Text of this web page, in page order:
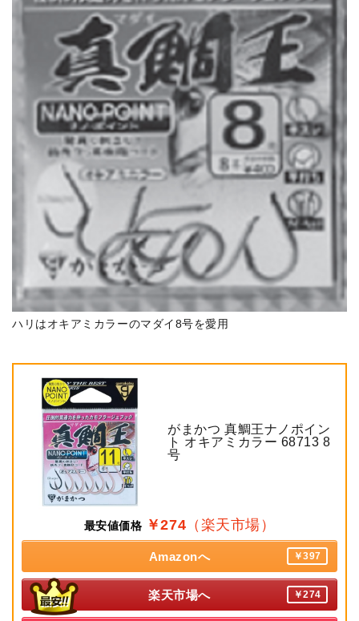
ハリはオキアミカラーのマダイ8号を愛用
がまかつ 真鯛王ナノポイン
ト オキアミカラー 68713 8
号
最安値価格 ￥274 （楽天市場）
Amazonへ ￥397
楽天市場へ ￥274